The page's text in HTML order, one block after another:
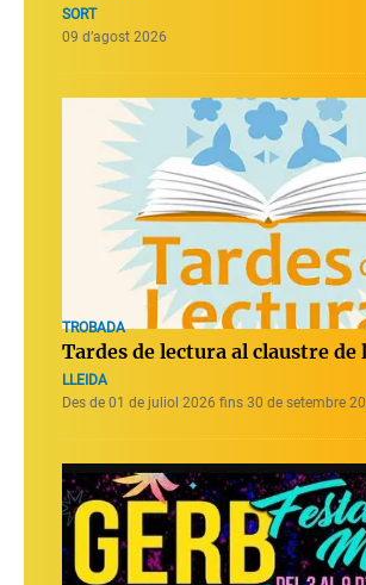
SORT
09 d’agost 2026
TROBADA
Tardes de lectura al claustre de
LLEIDA
Des de 01 de juliol 2026 fins 30 de setembre